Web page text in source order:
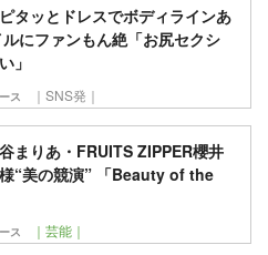
タッとドレスでボディラインあ
にファンもん絶「お尻セクシ
」
ス ｜SNS発｜
まりあ・FRUITS ZIPPER櫻井
“美の競演” 「Beauty of the
ス ｜芸能｜